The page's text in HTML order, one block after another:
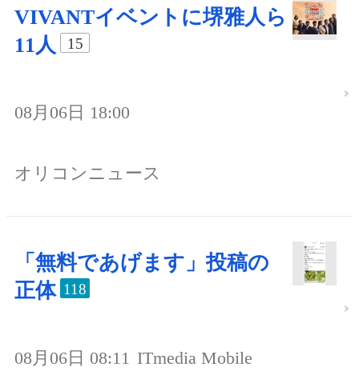
VIVANTイベントに堺雅人ら
11人
15
08月06日 18:00
オリコンニュース
「無料であげます」投稿の
正体 118
08月06日 08:11 ITmedia Mobile